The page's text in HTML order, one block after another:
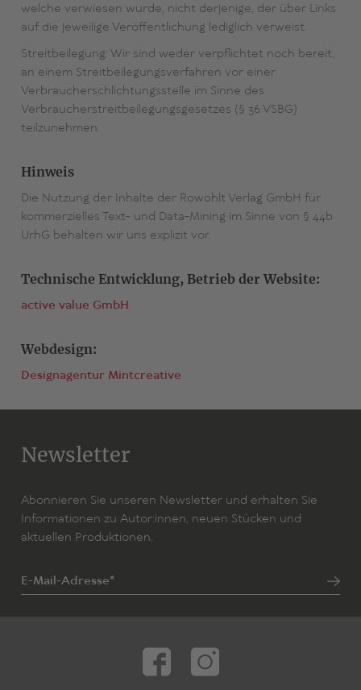
welche verwiesen wurde, nicht derjenige, der über Links
auf die jeweilige Veröffentlichung lediglich verweist.
Streitbeilegung: Wir sind weder verpflichtet noch bereit,
an einem Streitbeilegungsverfahren vor einer
Verbraucherschlichtungsstelle im Sinne des
Verbraucherstreitbeilegungsgesetzes (§ 36 VSBG)
teilzunehmen.
Hinweis
Die Nutzung der Inhalte der Rowohlt Verlag GmbH für
kommerzielles Text- und Data-Mining im Sinne von § 44b
UrhG behalten wir uns explizit vor.
Technische Entwicklung, Betrieb der Website:
active value GmbH
Webdesign:
Designagentur Mintcreative
Newsletter
Abonnieren Sie unseren Newsletter und erhalten Sie
Informationen zu Autor:innen, neuen Stücken und
aktuellen Produktionen.
E-Mail-Adresse*